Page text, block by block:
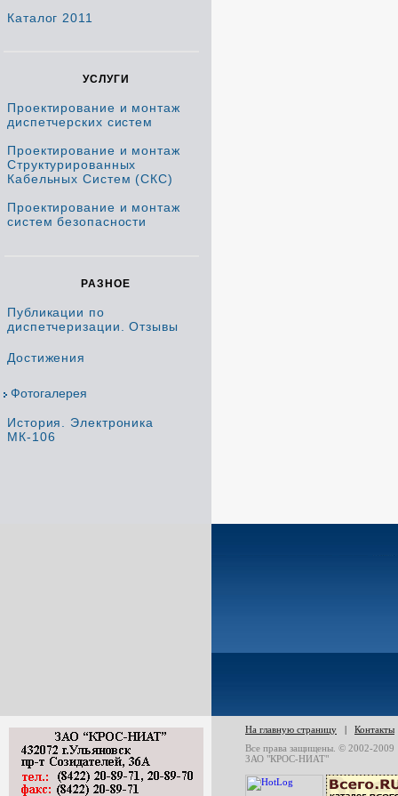
Каталог 2011
УСЛУГИ
Проектирование и монтаж
диспетчерских систем
Проектирование и монтаж
Структурированных
Кабельных Систем (СКС)
Проектирование и монтаж
систем безопасности
РАЗНОЕ
Публикации по
диспетчеризации. Отзывы
Достижения
Фотогалерея
История. Электроника
МК-106
На главную страницу | Контакты
Все права защищены. © 2002-2009
ЗАО "КРОС-НИАТ"